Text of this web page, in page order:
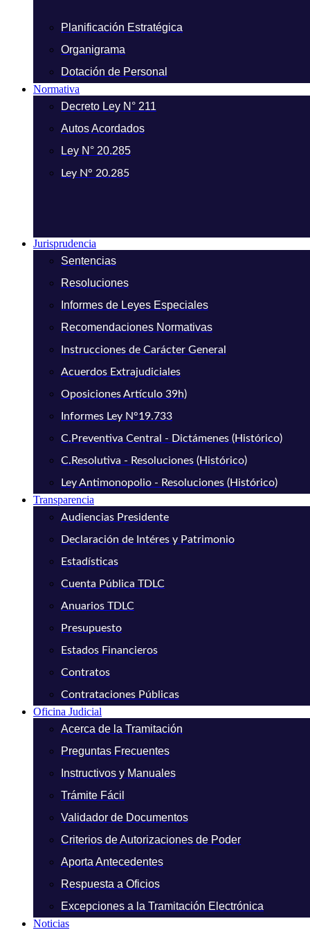
Planificación Estratégica
Organigrama
Dotación de Personal
Normativa
Decreto Ley N° 211
Autos Acordados
Ley N° 20.285
Ley N° 20.285
Jurisprudencia
Sentencias
Resoluciones
Informes de Leyes Especiales
Recomendaciones Normativas
Instrucciones de Carácter General
Acuerdos Extrajudiciales
Oposiciones Artículo 39h)
Informes Ley N°19.733
C.Preventiva Central - Dictámenes (Histórico)
C.Resolutiva - Resoluciones (Histórico)
Ley Antimonopolio - Resoluciones (Histórico)
Transparencia
Audiencias Presidente
Declaración de Intéres y Patrimonio
Estadísticas
Cuenta Pública TDLC
Anuarios TDLC
Presupuesto
Estados Financieros
Contratos
Contrataciones Públicas
Oficina Judicial
Acerca de la Tramitación
Preguntas Frecuentes
Instructivos y Manuales
Trámite Fácil
Validador de Documentos
Criterios de Autorizaciones de Poder
Aporta Antecedentes
Respuesta a Oficios
Excepciones a la Tramitación Electrónica
Noticias